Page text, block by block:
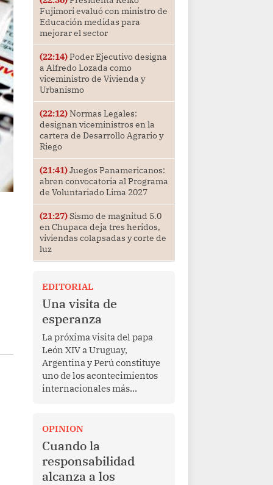
Fujimori evaluó con ministro de
Educación medidas para
mejorar el sector
(22:14)Poder Ejecutivo designa
a Alfredo Lozada como
viceministro de Vivienda y
Urbanismo
(22:12)Normas Legales:
designan viceministros en la
cartera de Desarrollo Agrario y
Riego
(21:41)Juegos Panamericanos:
abren convocatoria al Programa
de Voluntariado Lima 2027
(21:27)Sismo de magnitud 5.0
en Chupaca deja tres heridos,
viviendas colapsadas y corte de
luz
EDITORIAL
Una visita de
esperanza
La próxima visita del papa
León XIV a Uruguay,
Argentina y Perú constituye
uno de los acontecimientos
internacionales más
Más allá de su dimensión
religiosa, esta gira
representa una oportunidad
para reafirmar el valor del
diálogo, fortalecer los
OPINION
Cuando la
responsabilidad
alcanza a los